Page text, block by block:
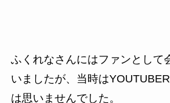
ふくれなさんにはファンとして
いましたが、当時は
は思いませんでした。